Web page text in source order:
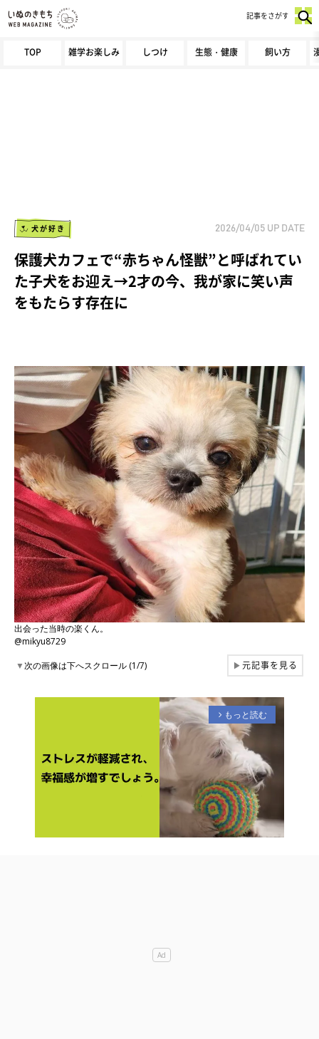
TOP 雑学お楽しみ しつけ 生態・健康 飼い方
記事をさがす
犬が好き 2026/04/05 UP DATE
保護犬カフェで“赤ちゃん怪獣”と呼ばれてい
た子犬をお迎え→2才の今、我が家に笑い声
をもたらす存在に
出会った当時の楽くん。
@mikyu8729
▼次の画像は下へスクロール (1/7) ▶元記事を見る
arrow_forward_ios もっと読む